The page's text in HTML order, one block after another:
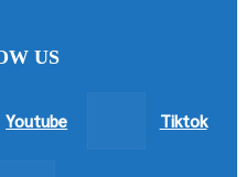
US
Youtube Tiktok